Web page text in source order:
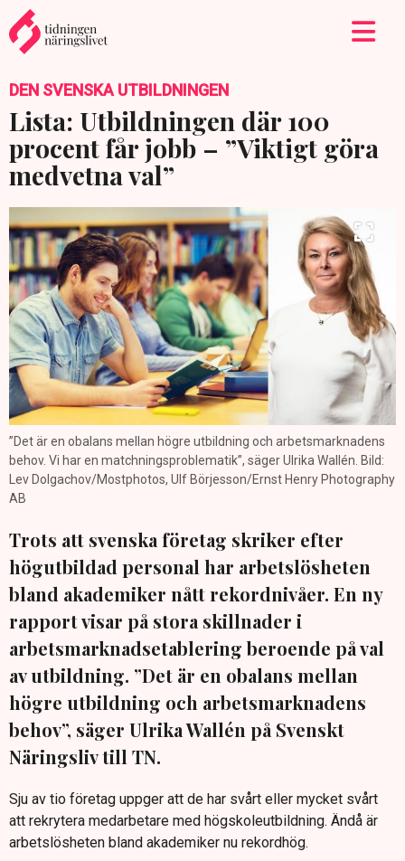
DEN SVENSKA UTBILDNINGEN
Lista: Utbildningen där 100
procent får jobb – ”Viktigt göra
medvetna val”
”Det är en obalans mellan högre utbildning och arbetsmarknadens
behov. Vi har en matchningsproblematik”, säger Ulrika Wallén. Bild:
Lev Dolgachov/Mostphotos, Ulf Börjesson/Ernst Henry Photography
AB
Trots att svenska företag skriker efter
högutbildad personal har arbetslösheten
bland akademiker nått rekordnivåer. En ny
rapport visar på stora skillnader i
arbetsmarknadsetablering beroende på val
av utbildning. ”Det är en obalans mellan
högre utbildning och arbetsmarknadens
behov”, säger Ulrika Wallén på Svenskt
Näringsliv till TN.
Sju av tio företag uppger att de har svårt eller mycket svårt
att rekrytera medarbetare med högskoleutbildning. Ändå är
arbetslösheten bland akademiker nu rekordhög.